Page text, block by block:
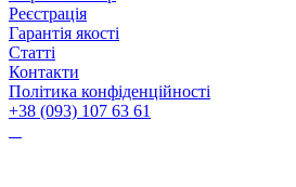
Реєстрація
Гарантія якості
Статті
Контакти
Політика конфіденційності
+38 (093) 107 63 61